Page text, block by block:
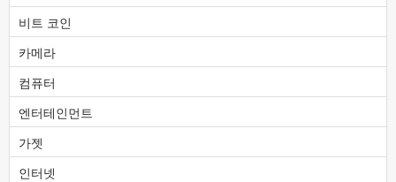
비트 코인
카메라
컴퓨터
엔터테인먼트
가젯
인터넷